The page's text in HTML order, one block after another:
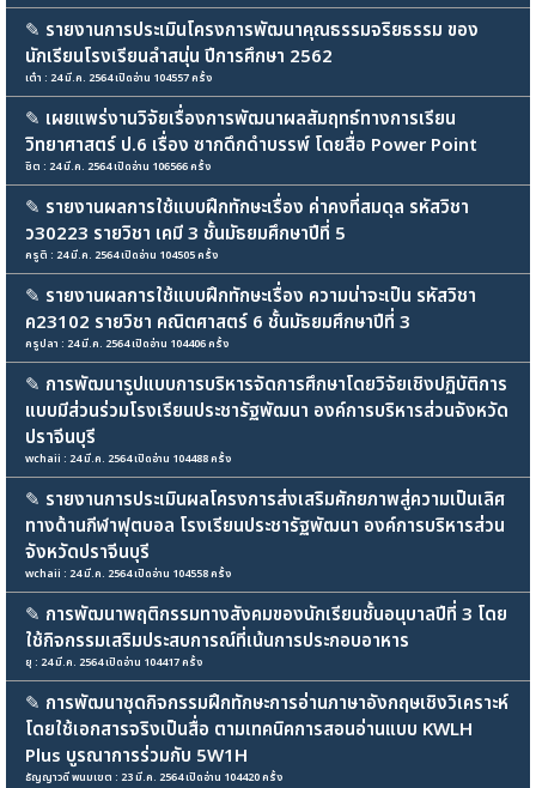
✎ รายงานการประเมินโครงการพัฒนาคุณธรรมจริยธรรม ของ
นักเรียนโรงเรียนลำสนุ่น ปีการศึกษา 2562
เต๋า : 24 มี.ค. 2564 เปิดอ่าน 104557 ครั้ง
✎ เผยแพร่งานวิจัยเรื่องการพัฒนาผลสัมฤทธ์ทางการเรียน
วิทยาศาสตร์ ป.6 เรื่อง ซากดึกดำบรรพ์ โดยสื่อ Power Point
ชิต : 24 มี.ค. 2564 เปิดอ่าน 106566 ครั้ง
✎ รายงานผลการใช้แบบฝึกทักษะเรื่อง ค่าคงที่สมดุล รหัสวิชา
ว30223 รายวิชา เคมี 3 ชั้นมัธยมศึกษาปีที่ 5
ครูติ : 24 มี.ค. 2564 เปิดอ่าน 104505 ครั้ง
✎ รายงานผลการใช้แบบฝึกทักษะเรื่อง ความน่าจะเป็น รหัสวิชา
ค23102 รายวิชา คณิตศาสตร์ 6 ชั้นมัธยมศึกษาปีที่ 3
ครูปลา : 24 มี.ค. 2564 เปิดอ่าน 104406 ครั้ง
✎ การพัฒนารูปแบบการบริหารจัดการศึกษาโดยวิจัยเชิงปฏิบัติการ
แบบมีส่วนร่วมโรงเรียนประชารัฐพัฒนา องค์การบริหารส่วนจังหวัด
ปราจีนบุรี
wchaii : 24 มี.ค. 2564 เปิดอ่าน 104488 ครั้ง
✎ รายงานการประเมินผลโครงการส่งเสริมศักยภาพสู่ความเป็นเลิศ
ทางด้านกีฬาฟุตบอล โรงเรียนประชารัฐพัฒนา องค์การบริหารส่วน
จังหวัดปราจีนบุรี
wchaii : 24 มี.ค. 2564 เปิดอ่าน 104558 ครั้ง
✎ การพัฒนาพฤติกรรมทางสังคมของนักเรียนชั้นอนุบาลปีที่ 3 โดย
ใช้กิจกรรมเสริมประสบการณ์ที่เน้นการประกอบอาหาร
ยุ : 24 มี.ค. 2564 เปิดอ่าน 104417 ครั้ง
✎ การพัฒนาชุดกิจกรรมฝึกทักษะการอ่านภาษาอังกฤษเชิงวิเคราะห์
โดยใช้เอกสารจริงเป็นสื่อ ตามเทคนิคการสอนอ่านแบบ KWLH
Plus บูรณาการร่วมกับ 5W1H
ธัญญาวดี พนมเขต : 23 มี.ค. 2564 เปิดอ่าน 104420 ครั้ง